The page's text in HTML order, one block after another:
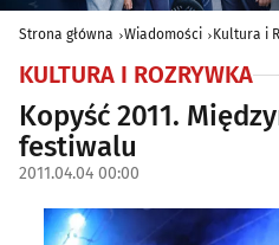
Strona główna Wiadomości Kultura i
KULTURA I ROZRYWKA
Kopyść 2011.
festiwalu
2011.04.04 00:00